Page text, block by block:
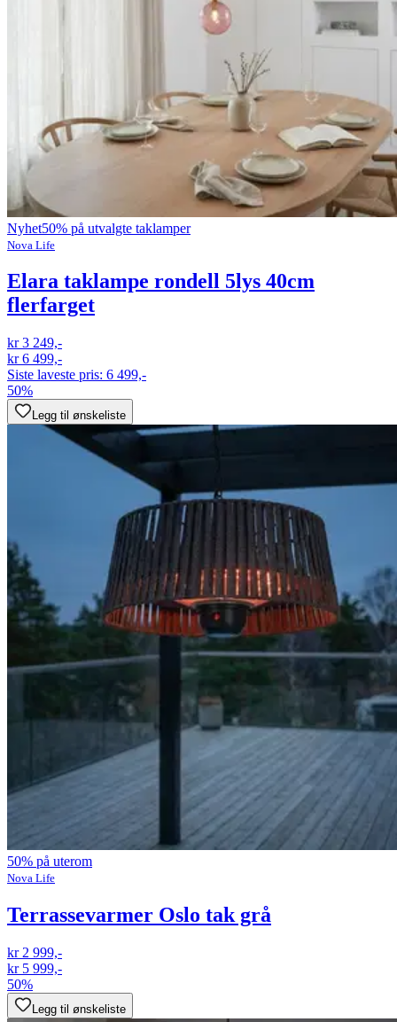
Nyhet50% på utvalgte taklamper
Nova Life
Elara taklampe rondell 5lys 40cm
flerfarget
kr 3 249,-
kr 6 499,-
Siste laveste pris: 6 499,-
50%
Legg til ønskeliste
50% på uterom
Nova Life
Terrassevarmer Oslo tak grå
kr 2 999,-
kr 5 999,-
50%
Legg til ønskeliste